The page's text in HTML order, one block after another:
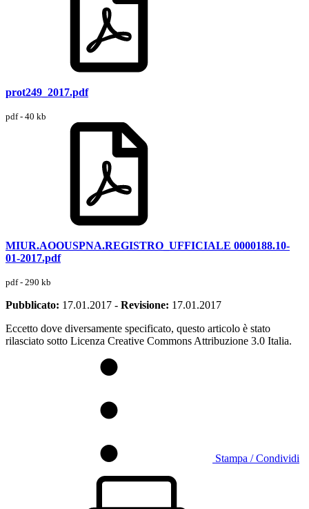
prot249_2017.pdf
pdf - 40 kb
MIUR.AOOUSPNA.REGISTRO_UFFICIALE 0000188.10-
01-2017.pdf
pdf - 290 kb
Pubblicato: 17.01.2017 - Revisione: 17.01.2017
Eccetto dove diversamente specificato, questo articolo è stato
rilasciato sotto Licenza Creative Commons Attribuzione 3.0 Italia.
Stampa / Condividi